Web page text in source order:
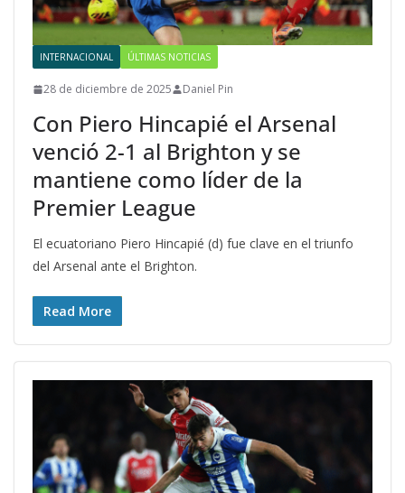
INTERNACIONAL ÚLTIMAS NOTICIAS
28 de diciembre de 2025 Daniel Pin
Con Piero Hincapié el Arsenal
venció 2-1 al Brighton y se
mantiene como líder de la
Premier League
El ecuatoriano Piero Hincapié (d) fue clave en el triunfo
del Arsenal ante el Brighton.
Read More